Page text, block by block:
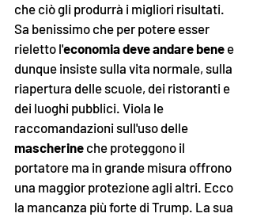
che ciò gli produrrà i migliori risultati.
Sa benissimo che per potere esser
rieletto l'economia deve andare bene e
dunque insiste sulla vita normale, sulla
riapertura delle scuole, dei ristoranti e
dei luoghi pubblici. Viola le
raccomandazioni sull'uso delle
mascherine che proteggono il
portatore ma in grande misura offrono
una maggior protezione agli altri. Ecco
la mancanza più forte di Trump. La sua